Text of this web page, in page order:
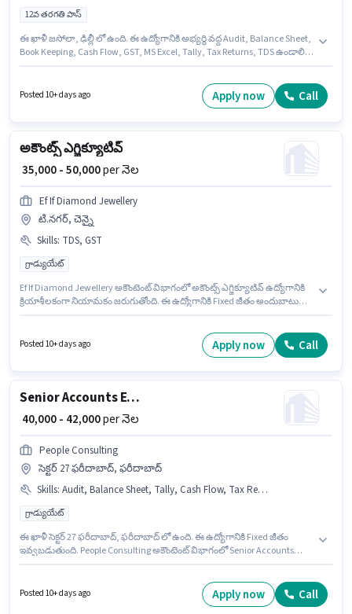
12వ తరగతి పాస్
ఈ ఖాళీ జసోలా, ఢిల్లీ లో ఉంది. ఈ ఉద్యోగానికి అభ్యర్థి వద్ద Audit, Balance Sheet,
Book Keeping, Cash Flow, GST, MS Excel, Tally, Tax Returns, TDS ఉండాలి.
అకౌంట్స్ ఎగ్జిక్యూటివ్ ఉద్యోగానికి క్రియాశీలకంగా నియామకం జరుగుతోంది. ఈ
ఉద్యోగం 2 - 6 ఏళ్లు సంవత్సరాల అనుభవం ఉన్న వారికి కోసం అనుకూలంగా
Posted 10+ days ago Apply now Call
అకౌంట్స్ ఎగ్జిక్యూటివ్
₹ 35,000 - 50,000per నెల
Ef If Diamond Jewellery
టి.నగర్, చెన్నై
Skills: TDS, GST
గ్రాడ్యుయేట్
Ef If Diamond Jewellery అకౌంటెంట్ విభాగంలో అకౌంట్స్ ఎగ్జిక్యూటివ్ ఉద్యోగానికి
క్రియాశీలకంగా నియామకం జరుగుతోంది. ఈ ఉద్యోగానికి Fixed జీతం అందుబాటులో
తప్పనిసరిగా గ్రాడ్యుయేట్ డిగ్రీ/సర్టిఫికెట్ కలిగి ఉండాలి. ఈ ఉద్యోగానికి అభ్యర్థి వద్ద
Posted 10+ days ago Apply now Call
Senior Accounts Executive
₹ 40,000 - 42,000per నెల
People Consulting
సెక్టర్ 27 ఫరీదాబాద్, ఫరీదాబాద్
Skills: Audit, Balance Sheet, Tally, Cash Flow, Tax Returns, TDS, GST, MS Excel
గ్రాడ్యుయేట్
ఈ ఖాళీ సెక్టర్ 27 ఫరీదాబాద్, ఫరీదాబాద్ లో ఉంది. ఈ ఉద్యోగానికి Fixed జీతం
ఇవ్వబడుతుంది. People Consulting అకౌంటెంట్ విభాగంలో Senior Accounts
Tally, Tax Returns, TDS వంటి నైపుణ్యాలు ఉండాలి. ఈ ఉద్యోగం 4 - 6+ ఏళ్లు
సంవత్సరాల అనుభవం ఉన్న వారికి కోసం, నెల జీతం ₹42000 ఉంటుంది. ఈ
Posted 10+ days ago Apply now Call